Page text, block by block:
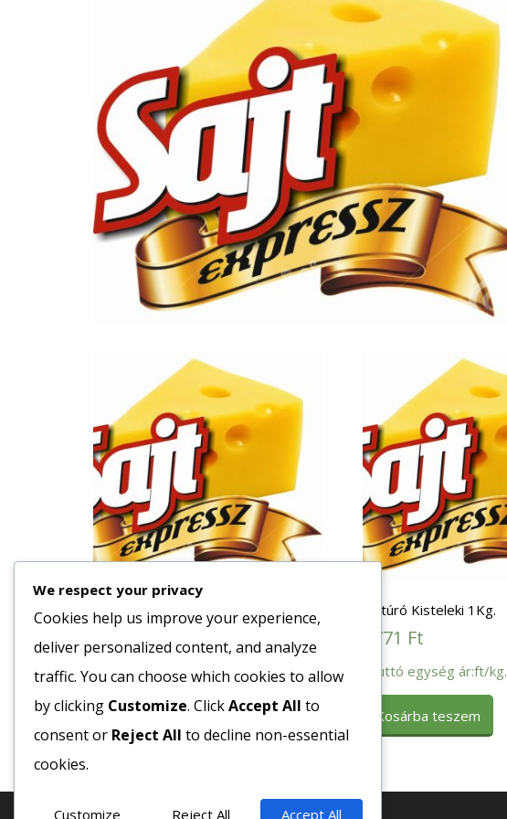
Joghurt Görög Yliston 5L
Ft
Bruttó egység ár:ft/db.
Kosárba teszem
Juhtúró Kisteleki 1Kg.
4771 Ft
Bruttó egység ár:ft/kg.
Kosárba teszem
We respect your privacy
Cookies help us improve your experience,
deliver personalized content, and analyze
traffic. You can choose which cookies to allow
by clicking Customize. ClickAccept All to
consent or Reject All to decline non-essential
cookies.
Customize Reject All Accept All